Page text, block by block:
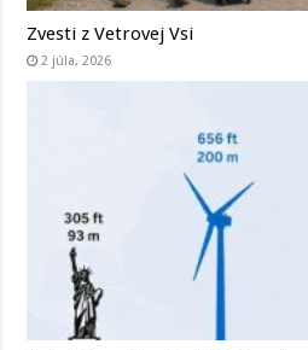
Zvesti z Vetrovej Vsi
2 júla, 2026